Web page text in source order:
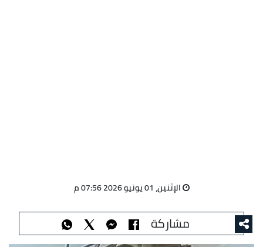
الإثنين، 01 يونيو 2026 07:56 م
مشاركة